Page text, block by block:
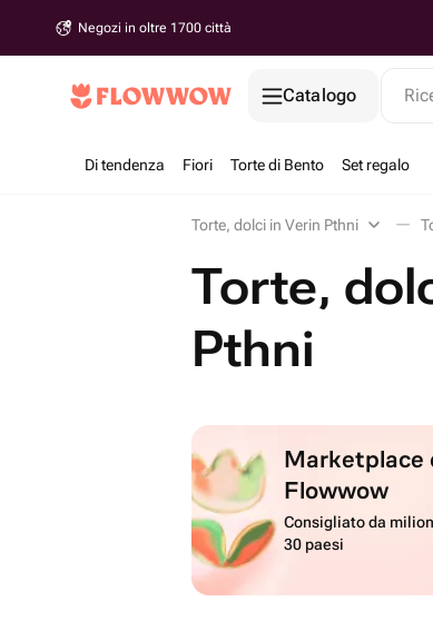
Negozi in oltre 1700 città
Catalogo
Di tendenza Fiori Torte di Bento Set regalo
Torte, dolci in Verin Pthni
Torte,
Pthni
Marketplace
Flowwow
Consigliato da
30 paesi